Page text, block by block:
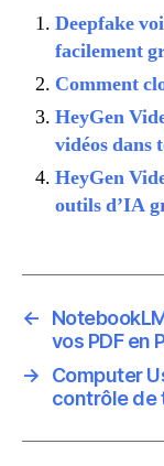
Deepfake
facilement
Comment
HeyGen
vidéos dans
HeyGen
outils d’IA
←
vos PDF en
→
Computer
contrôle de